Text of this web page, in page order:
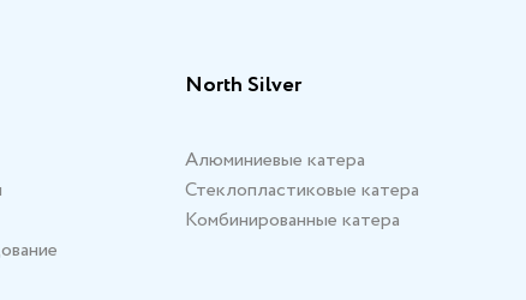
North Silver
Алюминиевые катера
Стеклопластиковые катера
Комбинированные катера